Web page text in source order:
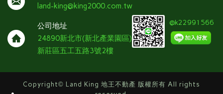
land-king@king2000.com.tw
公司地址
24890新北市(新北產業園區)
新莊區五工五路3號2樓
@k22991566
Copyright© Land King 地王不動產 版權所有 All rights